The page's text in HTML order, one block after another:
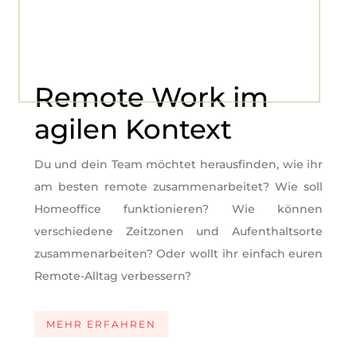
Remote Work im
agilen Kontext
Du und dein Team möchtet herausfinden, wie ihr
am besten remote zusammenarbeitet? Wie soll
Homeoffice funktionieren? Wie können
verschiedene Zeitzonen und Aufenthaltsorte
zusammenarbeiten? Oder wollt ihr einfach euren
Remote-Alltag verbessern?
MEHR ERFAHREN